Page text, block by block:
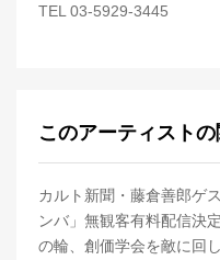
TEL 03-5929-3445
このアーティスト
カルト新聞・藤倉善郎ゲ
ンバ」無観客有料配信決
の輪、創価学会を敵に回